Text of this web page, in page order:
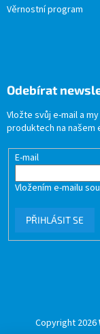
Věrnostní program
Odebírat
Vložte svůj e-mail a
produktech na našem
E-mail
Vložením e-mailu
PŘIHLÁSIT SE
Copyright 2026